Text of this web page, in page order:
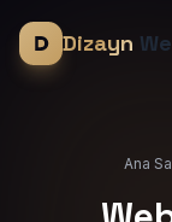
Dizayn
Ana